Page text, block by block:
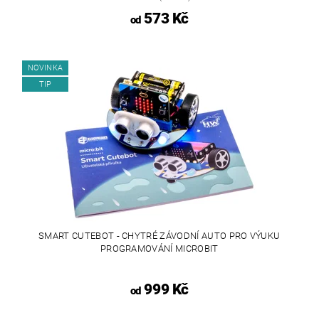
od573 Kč
NOVINKA
TIP
SMART CUTEBOT - CHYTRÉ ZÁVODNÍ AUTO PRO VÝUKU
PROGRAMOVÁNÍ MICROBIT
od999 Kč